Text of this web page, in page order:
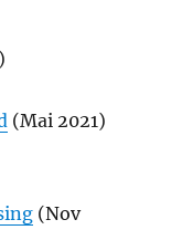
(Mai 2021)
(Nov